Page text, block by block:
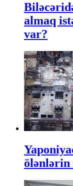
almaq
var?
ölənlərin